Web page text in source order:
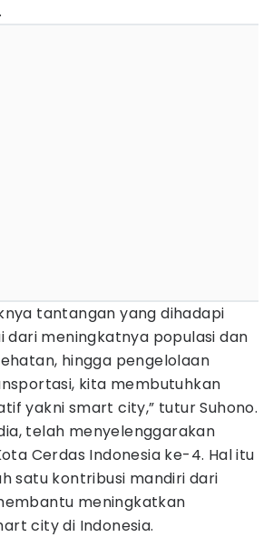
tantangan yang dihadapi
dari meningkatnya populasi dan
hingga pengelolaan
kita membutuhkan
yakni smart city,” tutur Suhono.
telah menyelenggarakan
Cerdas Indonesia ke-4. Hal itu
satu kontribusi mandiri dari
meningkatkan
city di Indonesia.